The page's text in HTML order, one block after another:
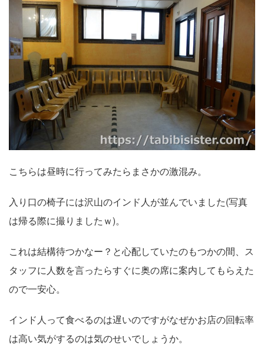
こちらは昼時に行ってみたらまさかの激混み。
入り口の椅子には沢山のインド人が並んでいました(写真
は帰る際に撮りましたｗ)。
これは結構待つかなー？と心配していたのもつかの間、ス
タッフに人数を言ったらすぐに奥の席に案内してもらえた
ので一安心。
インド人って食べるのは遅いのですがなぜかお店の回転率
は高い気がするのは気のせいでしょうか。